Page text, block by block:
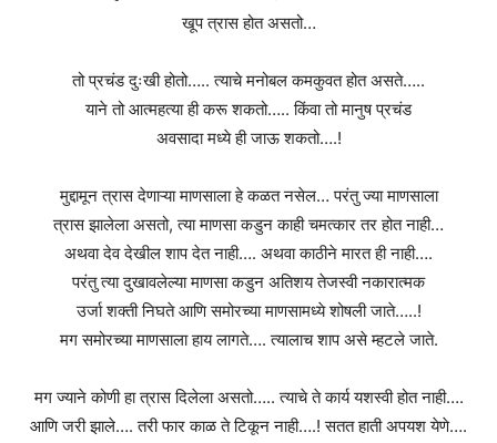
खूप त्रास होत असतो…
तो प्रचंड दुःखी होतो….. त्याचे मनोबल कमकुवत होत असते…..
याने तो आत्महत्या ही करू शकतो….. किंवा तो मानुष प्रचंड
अवसादा मध्ये ही जाऊ शकतो….!
मुद्दामून त्रास देणाऱ्या माणसाला हे कळत नसेल… परंतु ज्या माणसाला
त्रास झालेला असतो, त्या माणसा कडुन काही चमत्कार तर होत नाही…
अथवा देव देखील शाप देत नाही…. अथवा काठीने मारत ही नाही….
परंतु त्या दुखावलेल्या माणसा कडुन अतिशय तेजस्वी नकारात्मक
उर्जा शक्ती निघते आणि समोरच्या माणसामध्ये शोषली जाते…..!
मग समोरच्या माणसाला हाय लागते…. त्यालाच शाप असे म्हटले जाते.
मग ज्याने कोणी हा त्रास दिलेला असतो….. त्याचे ते कार्य यशस्वी होत नाही….
आणि जरी झाले…. तरी फार काळ ते टिकून नाही….! सतत हाती अपयश येणे….